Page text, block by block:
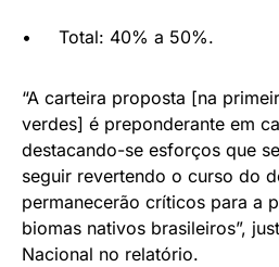
• Total: 40% a 50%.
“A carteira proposta [na
verdes] é preponderante em
destacando-se esforços que
seguir revertendo o curso do
permanecerão críticos para a
biomas nativos brasileiros”,
Nacional no relatório.